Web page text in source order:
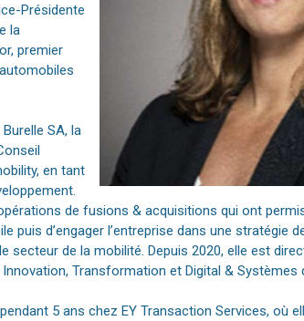
Présidente
la
premier
SA, la
en tant
de fusions & acquisitions qui ont
puis d’engager l’entreprise dans une stratégie
de la mobilité. Depuis 2020, elle est
Transformation et Digital & Systèmes
5 ans chez EY Transaction Services, où